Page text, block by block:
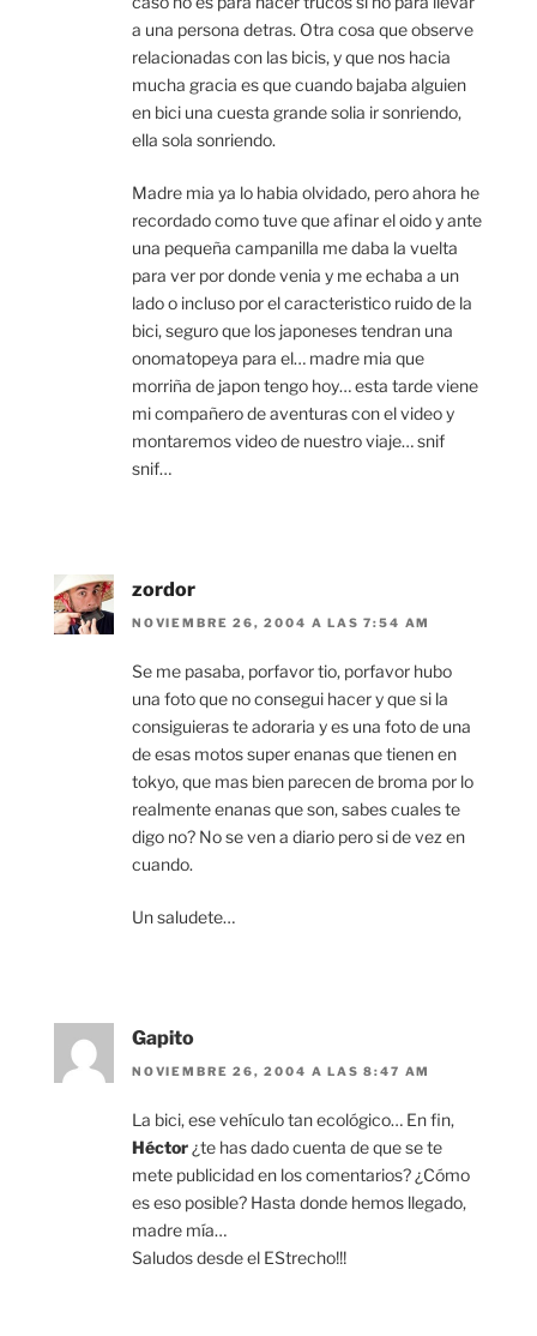
a una persona detras. Otra cosa que observe
relacionadas con las bicis, y que nos hacia
mucha gracia es que cuando bajaba alguien
en bici una cuesta grande solia ir sonriendo,
ella sola sonriendo.
Madre mia ya lo habia olvidado, pero ahora he
recordado como tuve que afinar el oido y ante
una pequeña campanilla me daba la vuelta
para ver por donde venia y me echaba a un
lado o incluso por el caracteristico ruido de la
bici, seguro que los japoneses tendran una
onomatopeya para el… madre mia que
morriña de japon tengo hoy… esta tarde viene
mi compañero de aventuras con el video y
montaremos video de nuestro viaje… snif
snif…
zordor
NOVIEMBRE 26, 2004 A LAS 7:54 AM
Se me pasaba, porfavor tio, porfavor hubo
una foto que no consegui hacer y que si la
consiguieras te adoraria y es una foto de una
de esas motos super enanas que tienen en
tokyo, que mas bien parecen de broma por lo
realmente enanas que son, sabes cuales te
digo no? No se ven a diario pero si de vez en
cuando.
Un saludete…
Gapito
NOVIEMBRE 26, 2004 A LAS 8:47 AM
La bici, ese vehículo tan ecológico… En fin,
Héctor¿te has dado cuenta de que se te
mete publicidad en los comentarios? ¿Cómo
es eso posible? Hasta donde hemos llegado,
madre mía…
Saludos desde el EStrecho!!!